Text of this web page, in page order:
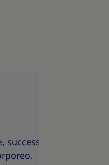
e strategie